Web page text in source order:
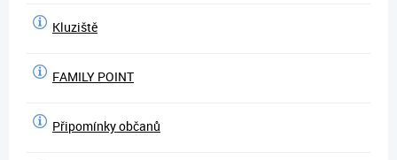
Kluziště
FAMILY POINT
Připomínky občanů